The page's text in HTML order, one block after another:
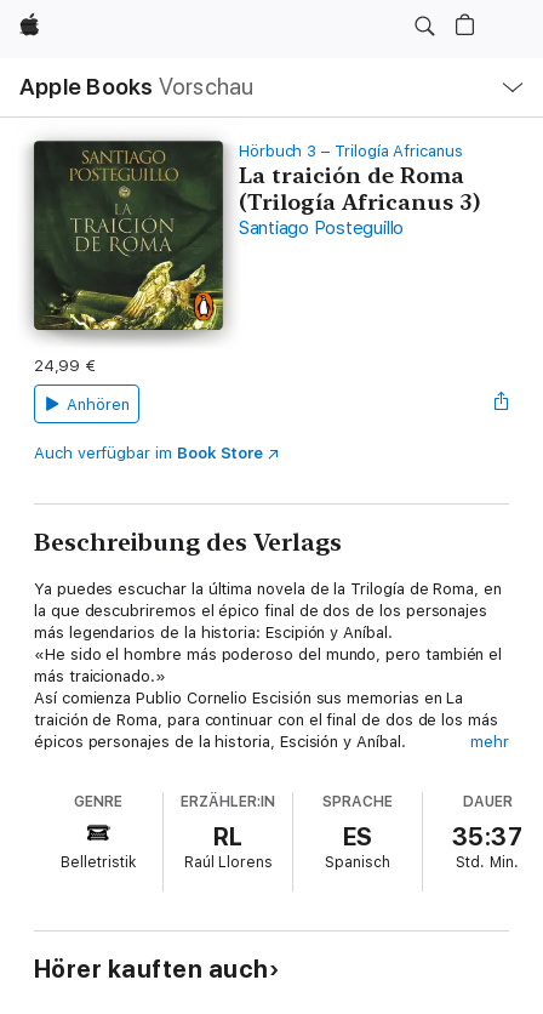
Apple
Apple Books Vorschau
Navigation
Menü
öffnen
Hörbuch 3 – Trilogía Africanus
La traición de Roma
(Trilogía Africanus 3)
Santiago Posteguillo
24,99 €
Anhören
Auch verfügbar im Book Store
Beschreibung des Verlags
Ya puedes escuchar la última novela de la Trilogía de Roma, en
la que descubriremos el épico final de dos de los personajes
más legendarios de la historia: Escipión y Aníbal.
«He sido el hombre más poderoso del mundo, pero también el
más traicionado.»
Así comienza Publio Cornelio Escisión sus memorias en La
traición de Roma, para continuar con el final de dos de los más
épicos personajes de la historia, Escisión y Aníbal.
occidente. Pero además de batallas, el autor nos cuenta lo que
ha sido de los hijos de Escisión; de sus enemigos, Marco Porcio
Catón y de su aliado Graco; de la esclava Netikerty; de la
prostituta Areté; de su fiel aliado Ledio; de Antíoco III, el rey de
Siria; del ya anciano dramaturgo Plauto, que se pasea por las
digna hasta el final en medio de la mayor de las hecatombes
públicas y privadas.
Con la electrizante prosa que lo caracteriza, Posteguillo nos
mehr
GENRE
Belletristik
ERZÄHLER:IN
RL
Raúl Llorens
SPRACHE
ES
Spanisch
DAUER
35:37
Std. Min.
Hörer kauften auch